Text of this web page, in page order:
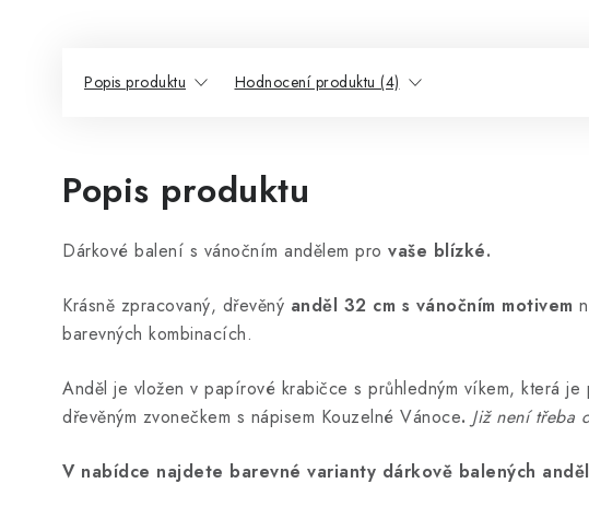
Popis produktu Hodnocení produktu (4)
Popis produktu
Dárkové balení s vánočním andělem pro vaše blízké.
Krásně zpracovaný, dřevěný anděl 32 cm s vánočním motivem
barevných kombinacích.
Anděl je vložen v papírové krabičce s průhledným víkem, která je
dřevěným zvonečkem s nápisem Kouzelné Vánoce. Již není třeba
V nabídce najdete barevné varianty dárkově balených